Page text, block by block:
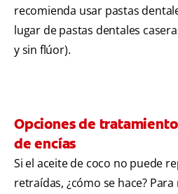
recomienda usar pastas
lugar de pastas dentales
y sin flúor).
Opciones de
de encías
Si el aceite de coco no puede
retraídas, ¿cómo se hace?